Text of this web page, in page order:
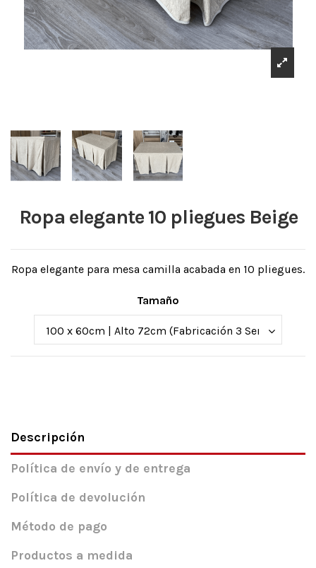
Ropa elegante 10 pliegues Beige
Ropa elegante para mesa camilla acabada en 10 pliegues.
Tamaño
Descripción
Política de envío y de entrega
Política de devolución
Método de pago
Productos a medida